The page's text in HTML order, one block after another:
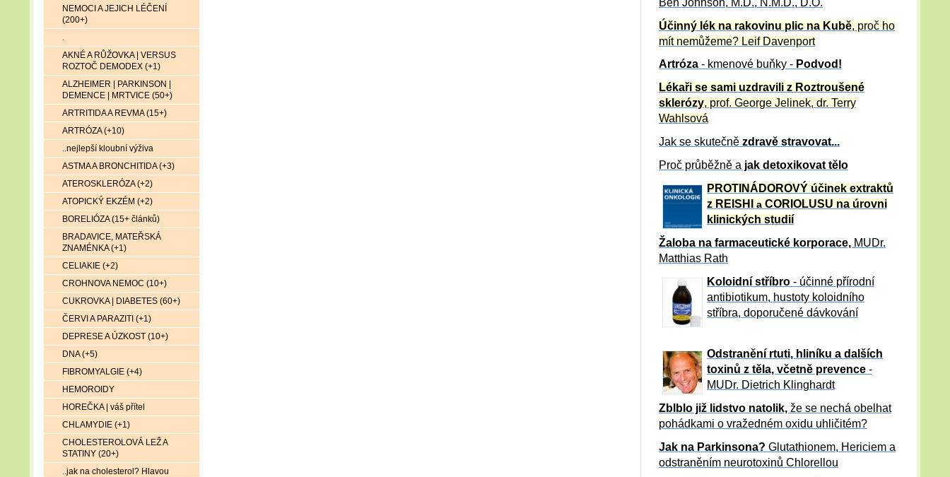
Účinný lék na rakovinu plic na Kubě, proč ho
mít nemůžeme? Leif Davenport
Artróza - kmenové buňky - Podvod!
Lékaři se sami uzdravili z Roztroušené
sklerózy, prof. George Jelinek, dr. Terry
Wahlsová
Jak se skutečně zdravě stravovat...
Proč průběžně a jak detoxikovat tělo
PROTINÁDOROVÝ účinek extraktů
z REISHI a CORIOLUSU na úrovni
klinických studií
Žaloba na farmaceutické korporace, MUDr.
Matthias Rath
Koloidní stříbro- účinné přírodní
antibiotikum, hustoty koloidního
stříbra, doporučené dávkování
Odstranění rtuti, hliníku a dalších
toxinů z těla, včetně prevence -
MUDr. Dietrich Klinghardt
Zblblo již lidstvo natolik, že se nechá obelhat
pohádkami o vražedném oxidu uhličitém?
Jak na Parkinsona? Glutathionem, Hericiem a
odstraněním neurotoxinů Chlorellou
NEMOCI A JEJICH LÉČENÍ
(200+)
.
AKNÉ A RŮŽOVKA | VERSUS
ROZTOČ DEMODEX (+1)
ALZHEIMER | PARKINSON |
DEMENCE | MRTVICE (50+)
ARTRITIDA A REVMA (15+)
ARTRÓZA (+10)
..nejlepší kloubní výživa
ASTMA A BRONCHITIDA (+3)
ATEROSKLERÓZA (+2)
ATOPICKÝ EKZÉM (+2)
BORELIÓZA (15+ článků)
BRADAVICE, MATEŘSKÁ
ZNAMÉNKA (+1)
CELIAKIE (+2)
CROHNOVA NEMOC (10+)
CUKROVKA | DIABETES (60+)
ČERVI A PARAZITI (+1)
DEPRESE A ÚZKOST (10+)
DNA (+5)
FIBROMYALGIE (+4)
HEMOROIDY
HOREČKA | váš přítel
CHLAMYDIE (+1)
CHOLESTEROLOVÁ LEŽ A
STATINY (20+)
..jak na cholesterol? Hlavou